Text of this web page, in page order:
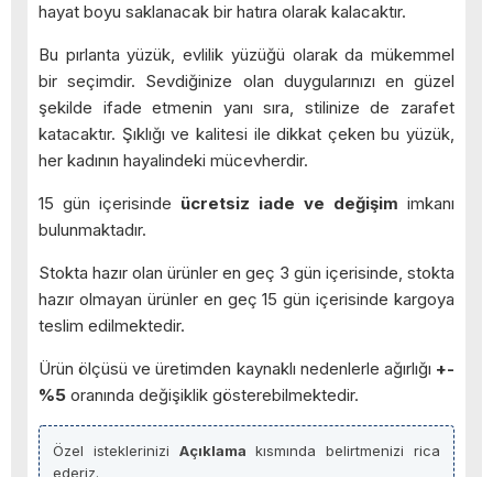
hayat boyu saklanacak bir hatıra olarak kalacaktır.
Bu pırlanta yüzük, evlilik yüzüğü olarak da mükemmel
bir seçimdir. Sevdiğinize olan duygularınızı en güzel
şekilde ifade etmenin yanı sıra, stilinize de zarafet
katacaktır. Şıklığı ve kalitesi ile dikkat çeken bu yüzük,
her kadının hayalindeki mücevherdir.
15 gün içerisinde ücretsiz iade ve değişim imkanı
bulunmaktadır.
Stokta hazır olan ürünler en geç 3 gün içerisinde, stokta
hazır olmayan ürünler en geç 15 gün içerisinde kargoya
teslim edilmektedir.
Ürün ölçüsü ve üretimden kaynaklı nedenlerle ağırlığı +-
%5 oranında değişiklik gösterebilmektedir.
Özel isteklerinizi Açıklama kısmında belirtmenizi rica
ederiz.